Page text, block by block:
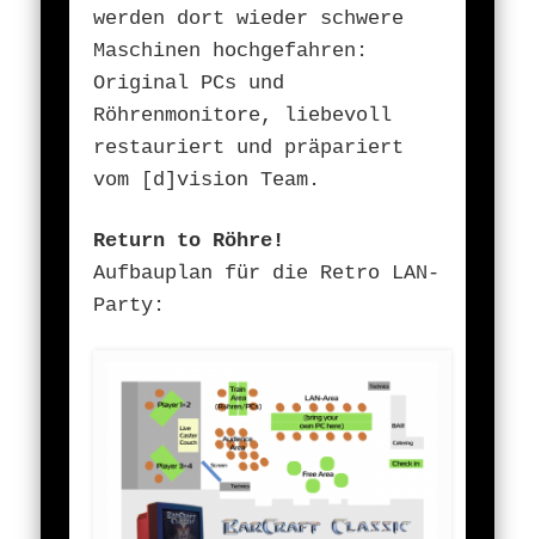
werden dort wieder schwere
Maschinen hochgefahren:
Original PCs und
Röhrenmonitore, liebevoll
restauriert und präpariert
vom [d]vision Team.
Return to Röhre!
Aufbauplan für die Retro LAN-
Party: